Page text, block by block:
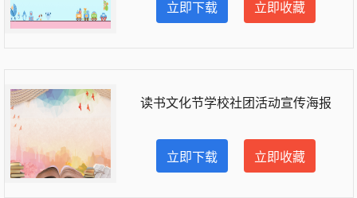
立即下载 立即收藏
读书文化节学校社团活动宣传海报
立即下载 立即收藏